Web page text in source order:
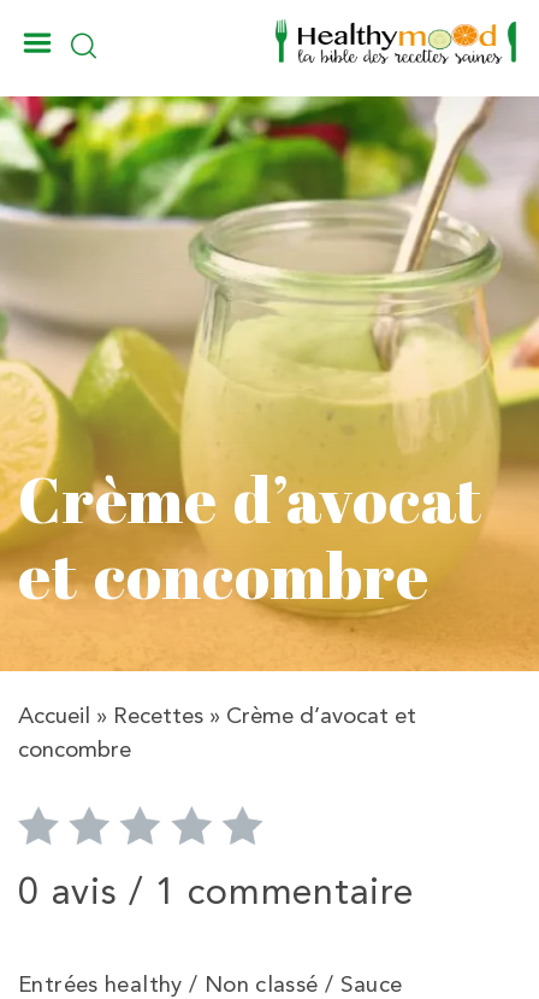
Crème d’avocat
et concombre
Accueil » Recettes » Crème d’avocat et
concombre
0 avis / 1 commentaire
Entrées healthy / Non classé / Sauce